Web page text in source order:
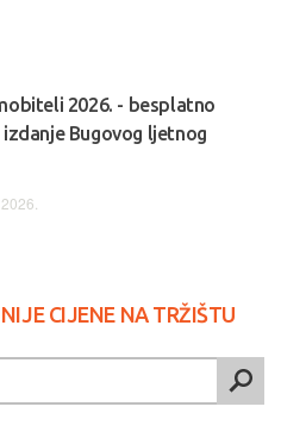
2026. - besplatno
Bugovog ljetnog
CIJENE NA TRŽIŠTU